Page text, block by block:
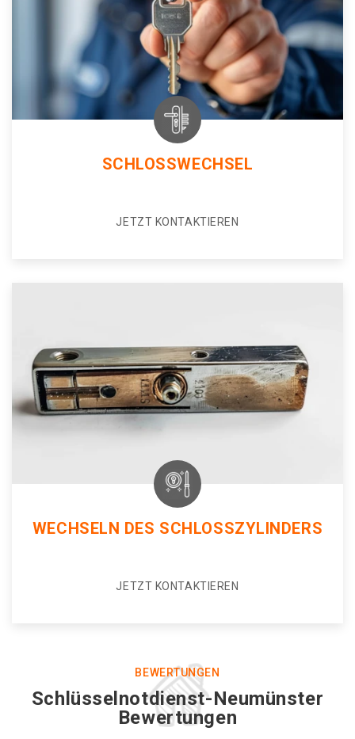
SCHLOSSWECHSEL
JETZT KONTAKTIEREN
WECHSELN DES SCHLOSSZYLINDERS
JETZT KONTAKTIEREN
BEWERTUNGEN
Schlüsselnotdienst-Neumünster
Bewertungen